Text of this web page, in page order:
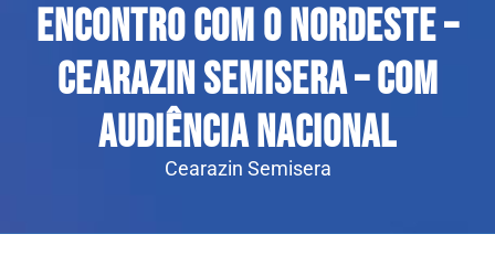
Encontro com o Nordeste –
Cearazin Semisera – Com
audiência nacional
Cearazin Semisera